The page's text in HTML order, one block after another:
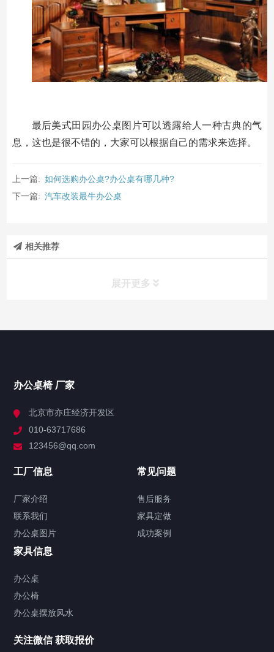
最后美式田园办公桌图片可以透露给人一种古典的气
息，这也是很不错的，大家可以根据自己的需求来选择。
上一篇: 如何选购办公桌?办公桌有哪几种?
下一篇: 汽车改装最牛办公桌
相关推荐
展开更多
办公桌椅
大班台 主管桌
屏风办公隔断
办公屏风隔断 屏风高隔断
办公会议桌 折叠会议桌
文件柜
办公文件柜
办公沙发
办公椅
老板椅 办公椅
其他家具
办公桌椅 厂家
北京市亦庄经济开发区
010-63717686
123456@qq.com
工厂信息
厂家介绍
联系我们
办公桌图片
常见问题
售后服务
家具定做
成功案例
家具信息
办公桌
办公椅
办公桌摆放风水
关注微信 获取报价